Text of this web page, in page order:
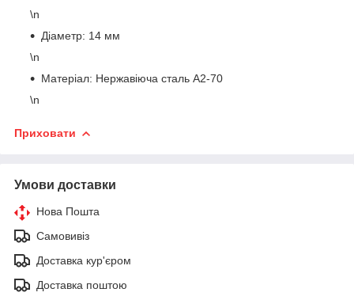
\n
Діаметр: 14 мм
\n
Матеріал: Нержавіюча сталь A2-70
\n
Приховати
Умови доставки
Нова Пошта
Самовивіз
Доставка кур'єром
Доставка поштою